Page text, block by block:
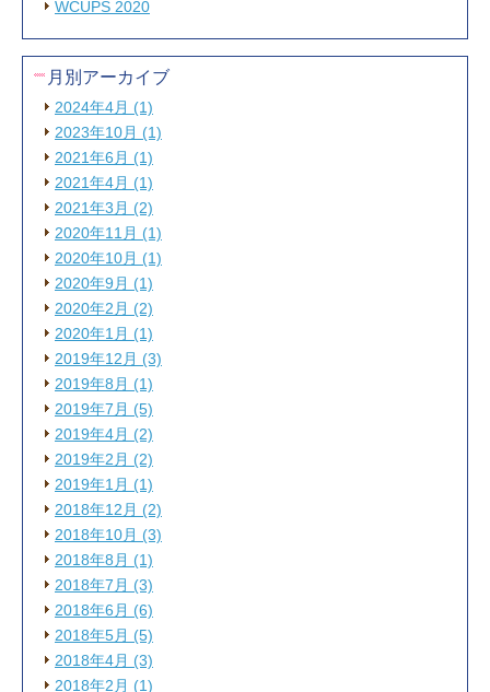
WCUPS 2020
月別アーカイブ
2024年4月 (1)
2023年10月 (1)
2021年6月 (1)
2021年4月 (1)
2021年3月 (2)
2020年11月 (1)
2020年10月 (1)
2020年9月 (1)
2020年2月 (2)
2020年1月 (1)
2019年12月 (3)
2019年8月 (1)
2019年7月 (5)
2019年4月 (2)
2019年2月 (2)
2019年1月 (1)
2018年12月 (2)
2018年10月 (3)
2018年8月 (1)
2018年7月 (3)
2018年6月 (6)
2018年5月 (5)
2018年4月 (3)
2018年2月 (1)